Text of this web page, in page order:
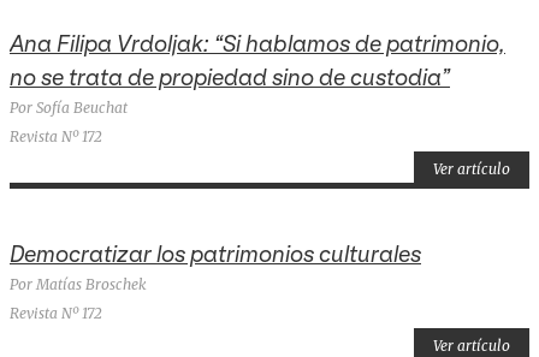
Ana Filipa Vrdoljak: “Si hablamos de patrimonio,
no se trata de propiedad sino de custodia”
Por Sofía Beuchat
Revista Nº 172
Ver artículo
Democratizar los patrimonios culturales
Por Matías Broschek
Revista Nº 172
Ver artículo